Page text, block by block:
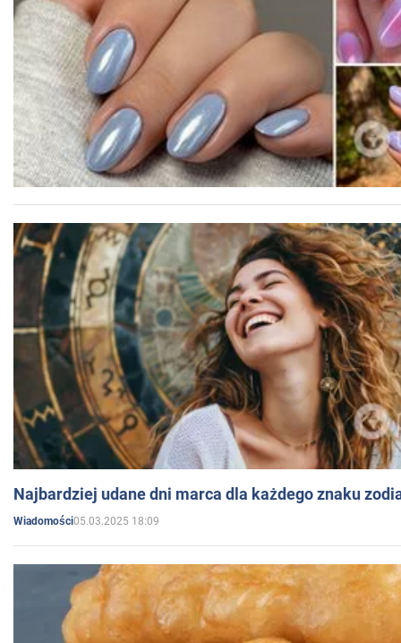
Najbardziej udane dni marca dla każdego znaku
Wiadomości05.03.2025 18:09